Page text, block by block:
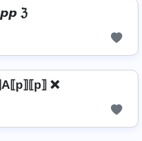
ℨ
❌